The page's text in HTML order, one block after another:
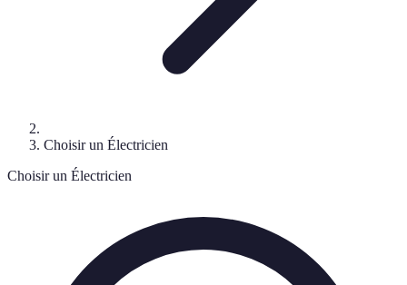
Choisir un Électricien
Choisir un Électricien